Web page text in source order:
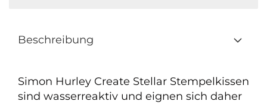
Beschreibung
Simon Hurley Create Stellar Stempelkissen
sind wasserreaktiv und eignen sich daher